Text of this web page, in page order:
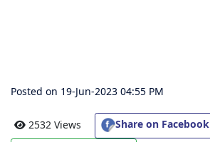
आरती
संग्रह
Posted on 19-Jun-2023 04:55 PM
2532 Views
Share on Facebook